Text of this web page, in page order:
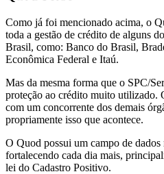
Como já foi mencionado acima, o
toda a gestão de crédito de alguns
Brasil, como: Banco do Brasil,
Econômica Federal e Itaú.
Mas da mesma forma que o SPC/
proteção ao crédito muito utilizado.
com um concorrente dos demais
propriamente isso que acontece.
O Quod possui um campo de
fortalecendo cada dia mais,
lei do Cadastro Positivo.